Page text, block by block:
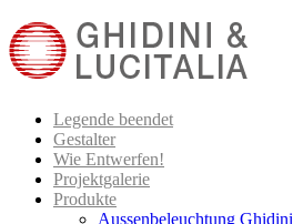
Legende beendet
Gestalter
Wie Entwerfen!
Projektgalerie
Produkte
Aussenbeleuchtung Ghidini